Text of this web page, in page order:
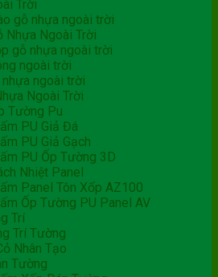
Trời
gỗ nhựa ngoài trời
Nhựa Ngoài Trời
gỗ nhựa ngoài trời
ngoài trời
nhựa ngoài trời
Ngoài Trời
Tường Pu
PU Giả Đá
PU Giả Gạch
PU Ốp Tường 3D
Nhiệt Panel
Panel Tôn Xốp AZ100
Ốp Tường PU Panel AV
Trí
Trí Tường
Nhân Tạo
Tường